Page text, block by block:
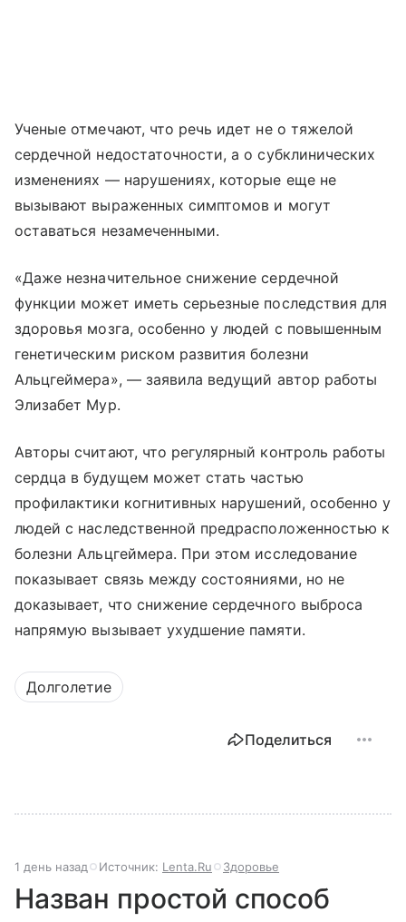
Ученые отмечают, что речь идет не о тяжелой
сердечной недостаточности, а о субклинических
изменениях — нарушениях, которые еще не
вызывают выраженных симптомов и могут
оставаться незамеченными.
«Даже незначительное снижение сердечной
функции может иметь серьезные последствия для
здоровья мозга, особенно у людей с повышенным
генетическим риском развития болезни
Альцгеймера», — заявила ведущий автор работы
Элизабет Мур.
Авторы считают, что регулярный контроль работы
сердца в будущем может стать частью
профилактики когнитивных нарушений, особенно у
людей с наследственной предрасположенностью к
болезни Альцгеймера. При этом исследование
показывает связь между состояниями, но не
доказывает, что снижение сердечного выброса
напрямую вызывает ухудшение памяти.
Долголетие
Поделиться
1 день назад Источник: Lenta.Ru Здоровье
Назван простой способ